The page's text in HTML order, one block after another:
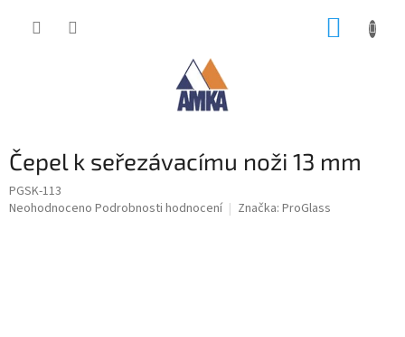
Čepel k seřezávacímu noži 13 mm
PGSK-113
Průměrné
Neohodnoceno Podrobnosti hodnocení Značka: ProGlass